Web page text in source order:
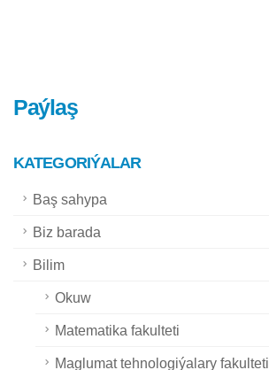
Paýlaş
KATEGORIÝALAR
Baş sahypa
Biz barada
Bilim
Okuw
Matematika fakulteti
Maglumat tehnologiýalary fakulteti